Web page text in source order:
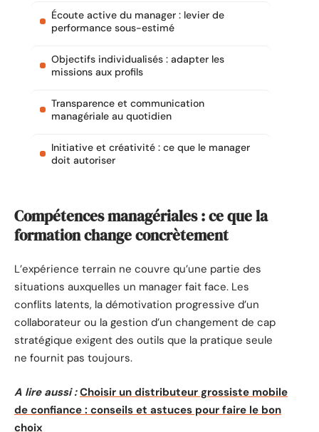
Écoute active du manager : levier de
performance sous-estimé
Objectifs individualisés : adapter les
missions aux profils
Transparence et communication
managériale au quotidien
Initiative et créativité : ce que le manager
doit autoriser
Compétences managériales : ce que la
formation change concrètement
L’expérience terrain ne couvre qu’une partie des
situations auxquelles un manager fait face. Les
conflits latents, la démotivation progressive d’un
collaborateur ou la gestion d’un changement de cap
stratégique exigent des outils que la pratique seule
ne fournit pas toujours.
A lire aussi : Choisir un distributeur grossiste mobile
de confiance : conseils et astuces pour faire le bon
choix